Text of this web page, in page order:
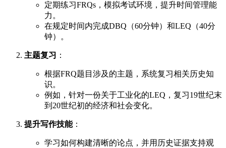
定期练习FRQs，模拟考试环境，提升时间管理能
力。
在规定时间内完成DBQ（60分钟）和LEQ（40分
钟）。
主题复习 ：
根据FRQ题目涉及的主题，系统复习相关历史知
识。
例如，针对一份关于工业化的LEQ，复习19世纪末
到20世纪初的经济和社会变化。
提升写作技能：
学习如何构建清晰的论点，并用历史证据支持观